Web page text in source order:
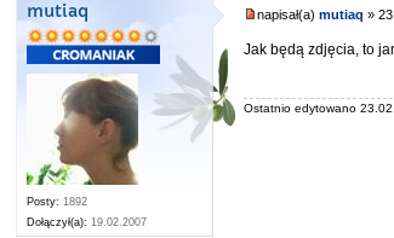
mutiaq
Posty: 1892
Dołączył(a): 19.02.2007
napisał(a)mutiaq »
Jak będą zdjęcia, to
Ostatnio edytowano